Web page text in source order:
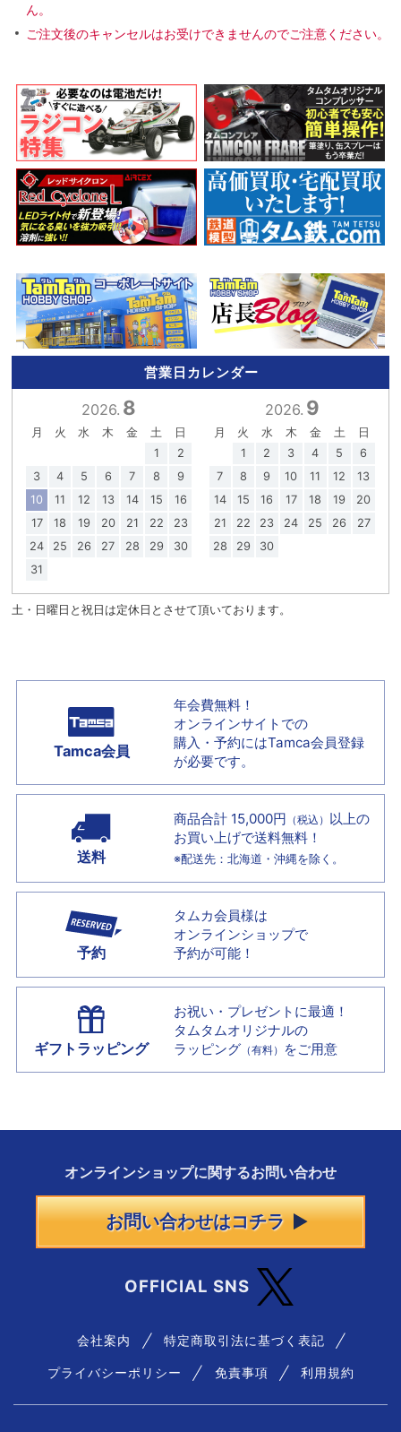
ん。
ご注文後のキャンセルはお受けできませんのでご注意ください。
営業日カレンダー
2026. 8
月 火 水 木 金 土
日
1
2
3
4 5 6 7 8
9
10
11 12 13 14 15
16
17
18 19 20 21 22
23
24
25 26 27 28 29
30
31
2026. 9
月 火 水 木 金 土
日
1
2 3 4 5
6
7
8 9 10 11 12
13
14
15 16 17 18 19
20
21
22 23 24 25 26
27
28
29 30
土・日曜日と祝日は定休日とさせて頂いております。
Tamca会員
年会費無料！
オンラインサイトでの
購入・予約にはTamca会員登録
が必要です。
送料
商品合計 15,000円 （税込） 以上の
お買い上げで送料無料！
※配送先：北海道・沖縄を除く。
予約
タムカ会員様は
オンラインショップで
予約が可能！
ギフトラッピング
お祝い・プレゼントに最適！
タムタムオリジナルの
ラッピング （有料） をご用意
オンラインショップに関するお問い合わせ
お問い合わせはコチラ
OFFICIAL SNS
会社案内 特定商取引法に基づく表記
プライバシーポリシー 免責事項 利用規約